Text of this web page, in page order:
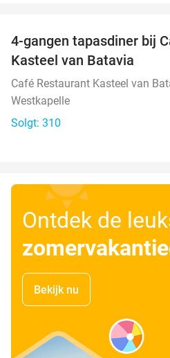
4-gangen tapasdiner bij
Kasteel van Batavia
Café Restaurant Kasteel van
Westkapelle
Solgt: 310
Ontdek de
Bekijk nu